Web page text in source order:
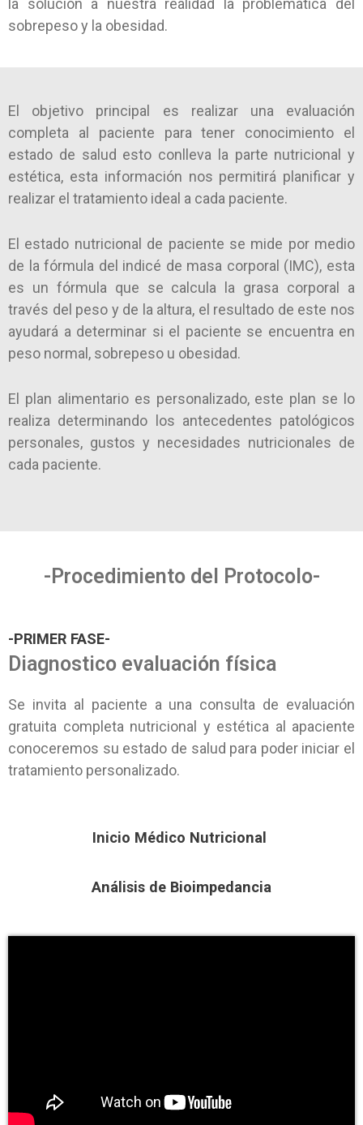
sobrepeso y la obesidad.
El objetivo principal es realizar una evaluación
completa al paciente para tener conocimiento el
estado de salud esto conlleva la parte nutricional y
estética, esta información nos permitirá planificar y
realizar el tratamiento ideal a cada paciente.
El estado nutricional de paciente se mide por medio
de la fórmula del indicé de masa corporal (IMC), esta
es un fórmula que se calcula la grasa corporal a
través del peso y de la altura, el resultado de este nos
ayudará a determinar si el paciente se encuentra en
peso normal, sobrepeso u obesidad.
El plan alimentario es personalizado, este plan se lo
realiza determinando los antecedentes patológicos
personales, gustos y necesidades nutricionales de
cada paciente.
-Procedimiento del Protocolo-
-PRIMER FASE-
Diagnostico evaluación física
Se invita al paciente a una consulta de evaluación
gratuita completa nutricional y estética al apaciente
conoceremos su estado de salud para poder iniciar el
tratamiento personalizado.
Inicio Médico Nutricional
Análisis de Bioimpedancia